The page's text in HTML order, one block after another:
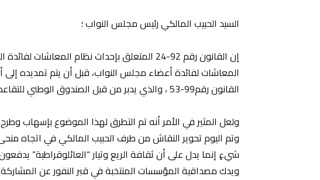
السيد الحبيب المالكي رئيس مجلس النواب ؛
إن القانون رقم 92-24 المتعلق بإحداث نظام
المعاشات لفائدة أعضاء مجلس النواب، قبل أن يتم تمديده
القانون رقم99-53 ، والذي يدبر من قبل الصندوق الوطني للتقاعد والتأمين التابع لصندوق الإيداع والتدبير.
ولعل المثير في الأمر أنه تم التطرق لهذا الموضوع بإسهاب
وتم اليوم تحوير النقاش من طرف الحبيب المالكي في اتجاه
شيءٍ إنما يدل على أن ثقافة الريع وتيار “العائلوقراطية”
ويدك مصداقية المؤسسات المنتخبة في قبر النفور عن المشاركة